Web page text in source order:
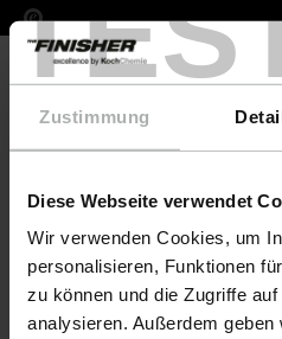
Zustimmung
Diese Webseite verwendet
Wir verwenden Cookies, um
personalisieren, Funktionen
zu können und die Zugriffe
analysieren. Außerdem
COLOURLOCK Leather